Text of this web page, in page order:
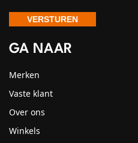
GA NAAR
Merken
Vaste klant
Over ons
Winkels